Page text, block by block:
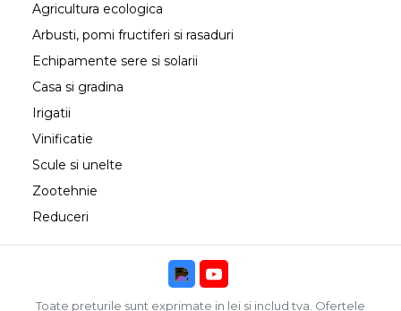
Agricultura ecologica
Arbusti, pomi fructiferi si rasaduri
Echipamente sere si solarii
Casa si gradina
Irigatii
Vinificatie
Scule si unelte
Zootehnie
Reduceri
Toate preturile sunt exprimate in lei si includ tva. Ofertele